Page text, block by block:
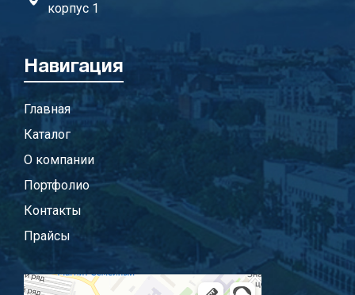
корпус 1
Навигация
Главная
Каталог
О компании
Портфолио
Контакты
Прайсы